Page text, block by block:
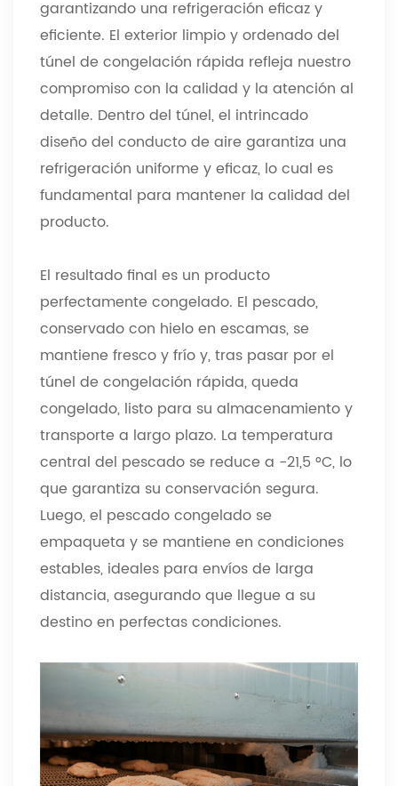
garantizando una refrigeración eficaz y
eficiente. El exterior limpio y ordenado del
túnel de congelación rápida refleja nuestro
compromiso con la calidad y la atención al
detalle. Dentro del túnel, el intrincado
diseño del conducto de aire garantiza una
refrigeración uniforme y eficaz, lo cual es
fundamental para mantener la calidad del
producto.
El resultado final es un producto
perfectamente congelado. El pescado,
conservado con hielo en escamas, se
mantiene fresco y frío y, tras pasar por el
túnel de congelación rápida, queda
congelado, listo para su almacenamiento y
transporte a largo plazo. La temperatura
central del pescado se reduce a -21,5 °C, lo
que garantiza su conservación segura.
Luego, el pescado congelado se
empaqueta y se mantiene en condiciones
estables, ideales para envíos de larga
distancia, asegurando que llegue a su
destino en perfectas condiciones.